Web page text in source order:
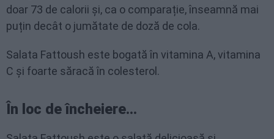
doar 73 de calorii și, ca o comparație, înseamnă mai
puțin decât o jumătate de doză de cola.
Salata Fattoush este bogată în vitamina A, vitamina
C și foarte săracă în colesterol.
În loc de încheiere...